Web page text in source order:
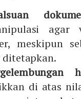
agar
meskipun
ditetapkan.
di atas